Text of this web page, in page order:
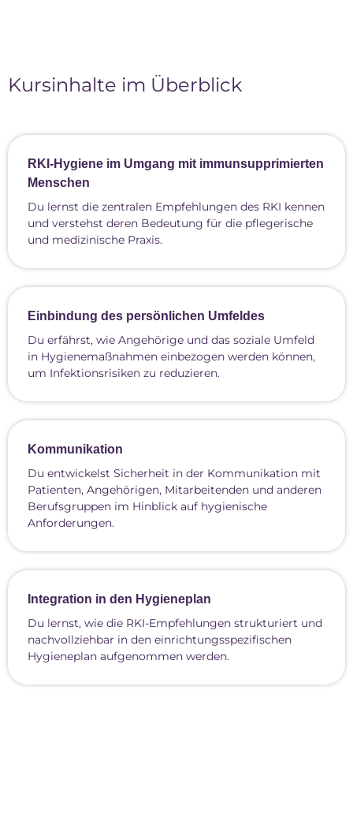
Kursinhalte im Überblick
RKI-Hygiene im Umgang mit immunsupprimierten
Menschen
Du lernst die zentralen Empfehlungen des RKI kennen
und verstehst deren Bedeutung für die pflegerische
und medizinische Praxis.
Einbindung des persönlichen Umfeldes
Du erfährst, wie Angehörige und das soziale Umfeld
in Hygienemaßnahmen einbezogen werden können,
um Infektionsrisiken zu reduzieren.
Kommunikation
Du entwickelst Sicherheit in der Kommunikation mit
Patienten, Angehörigen, Mitarbeitenden und anderen
Berufsgruppen im Hinblick auf hygienische
Anforderungen.
Integration in den Hygieneplan
Du lernst, wie die RKI-Empfehlungen strukturiert und
nachvollziehbar in den einrichtungsspezifischen
Hygieneplan aufgenommen werden.